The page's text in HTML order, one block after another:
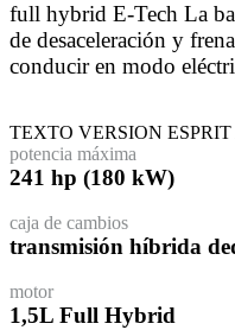
full hybrid E-Tech La
de desaceleración y
conducir en modo
TEXTO VERSION
potencia máxima
241 hp (180 kW)
caja de cambios
transmisión híbrida
motor
1,5L Full Hybrid